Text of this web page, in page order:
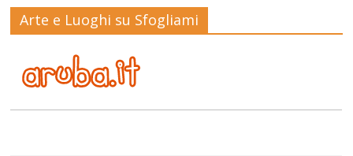
Arte e Luoghi su Sfogliami